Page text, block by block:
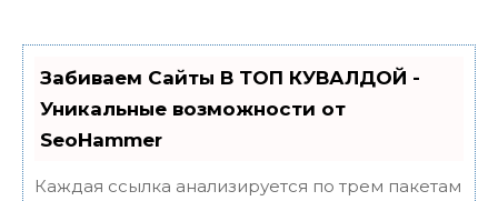
Забиваем Сайты В ТОП КУВАЛДОЙ -
Уникальные возможности от
SeoHammer
Каждая ссылка анализируется по трем пакетам